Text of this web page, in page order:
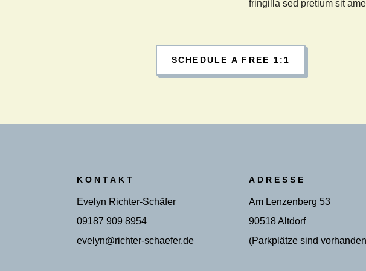
fringilla sed pretium sit
SCHEDULE A FREE 1:1
KONTAKT
Evelyn Richter-Schäfer
09187 909 8954
evelyn@richter-schaefer.de
ADRESSE
Am Lenzenberg 53
90518 Altdorf
(Parkplätze sind